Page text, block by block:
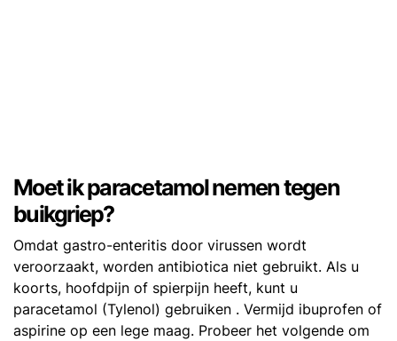
Moet ik paracetamol nemen tegen
buikgriep?
Omdat gastro-enteritis door virussen wordt
veroorzaakt, worden antibiotica niet gebruikt. Als u
koorts, hoofdpijn of spierpijn heeft, kunt u
paracetamol (Tylenol) gebruiken . Vermijd ibuprofen of
aspirine op een lege maag. Probeer het volgende om